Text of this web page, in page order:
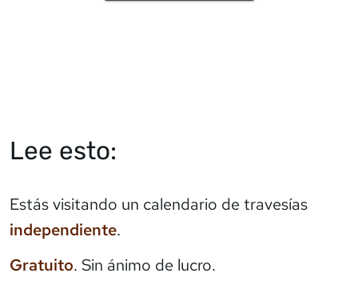
Lee esto:
Estás visitando un calendario de travesías
independiente.
Gratuito. Sin ánimo de lucro.